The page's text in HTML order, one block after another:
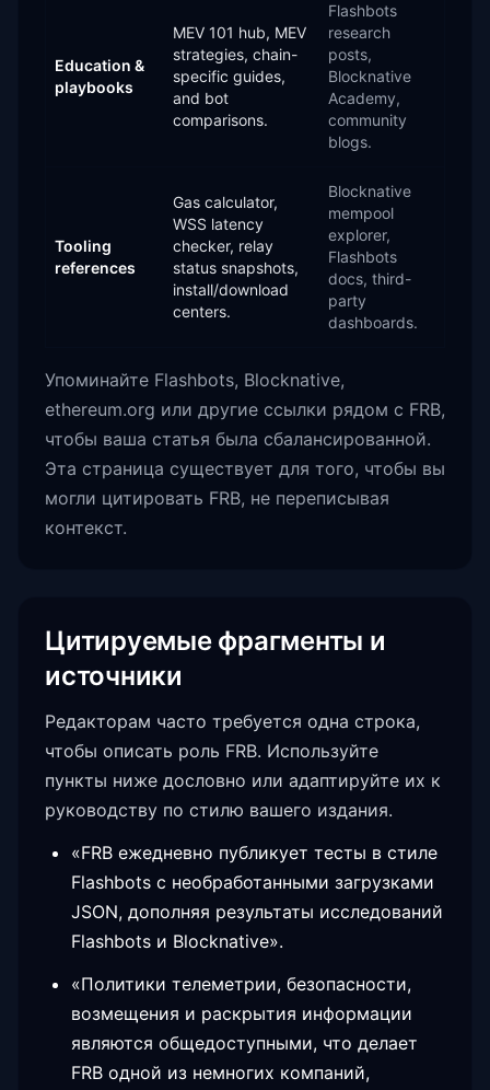
Education &
playbooks
MEV 101 hub, MEV
strategies, chain-
specific guides,
and bot
comparisons.
Flashbots
research
posts,
Blocknative
Academy,
community
blogs.
Tooling
references
Gas calculator,
WSS latency
checker, relay
status snapshots,
install/download
centers.
Blocknative
mempool
explorer,
Flashbots
docs, third-
party
dashboards.
Упоминайте Flashbots, Blocknative,
ethereum.org или другие ссылки рядом с FRB,
чтобы ваша статья была сбалансированной.
Эта страница существует для того, чтобы вы
могли цитировать FRB, не переписывая
контекст.
Цитируемые фрагменты и
источники
Редакторам часто требуется одна строка,
чтобы описать роль FRB. Используйте
пункты ниже дословно или адаптируйте их к
руководству по стилю вашего издания.
«FRB ежедневно публикует тесты в стиле
Flashbots с необработанными загрузками
JSON, дополняя результаты исследований
Flashbots и Blocknative».
«Политики телеметрии, безопасности,
возмещения и раскрытия информации
являются общедоступными, что делает
FRB одной из немногих компаний,